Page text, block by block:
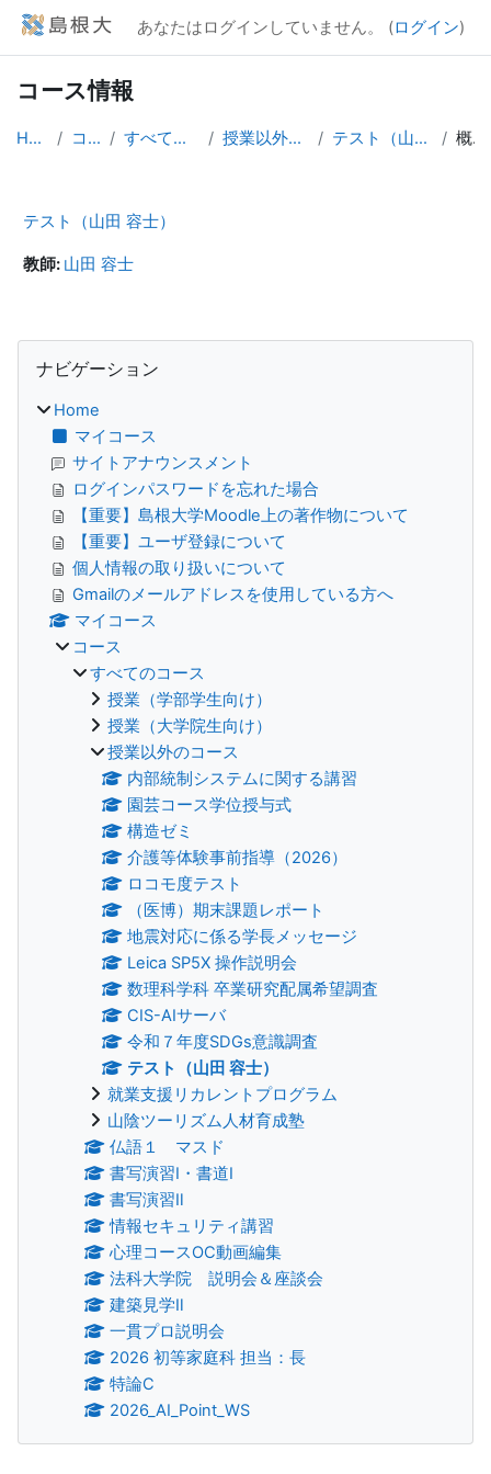
メインコンテンツへスキップする
あなたはログインしていません。 (ログイン)
コース情報
Home コース すべてのコース 授業以外のコース テスト（山田 容士） 概要
テスト（山田 容士）
教師: 山田 容士
ブロック
ナビゲーション
Home
マイコース
サイトアナウンスメント
ログインパスワードを忘れた場合
【重要】島根大学Moodle上の著作物について
【重要】ユーザ登録について
個人情報の取り扱いについて
Gmailのメールアドレスを使用している方へ
マイコース
コース
すべてのコース
授業（学部学生向け）
授業（大学院生向け）
授業以外のコース
内部統制システムに関する講習
園芸コース学位授与式
構造ゼミ
介護等体験事前指導（2026）
ロコモ度テスト
（医博）期末課題レポート
地震対応に係る学長メッセージ
Leica SP5X 操作説明会
数理科学科 卒業研究配属希望調査
CIS-AIサーバ
令和７年度SDGs意識調査
テスト（山田 容士）
就業支援リカレントプログラム
山陰ツーリズム人材育成塾
仏語１ マスド
書写演習Ⅰ・書道Ⅰ
書写演習Ⅱ
情報セキュリティ講習
心理コースOC動画編集
法科大学院 説明会＆座談会
建築見学Ⅱ
一貫プロ説明会
2026 初等家庭科 担当：長
特論C
2026_AI_Point_WS